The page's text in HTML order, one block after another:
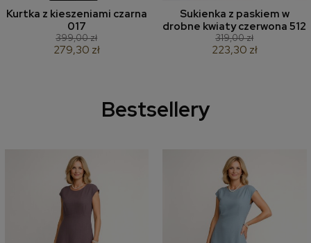
Kurtka z kieszeniami czarna
017
399,00 zł
279,30 zł
Sukienka z paskiem w
drobne kwiaty czerwona 512
319,00 zł
223,30 zł
Bestsellery